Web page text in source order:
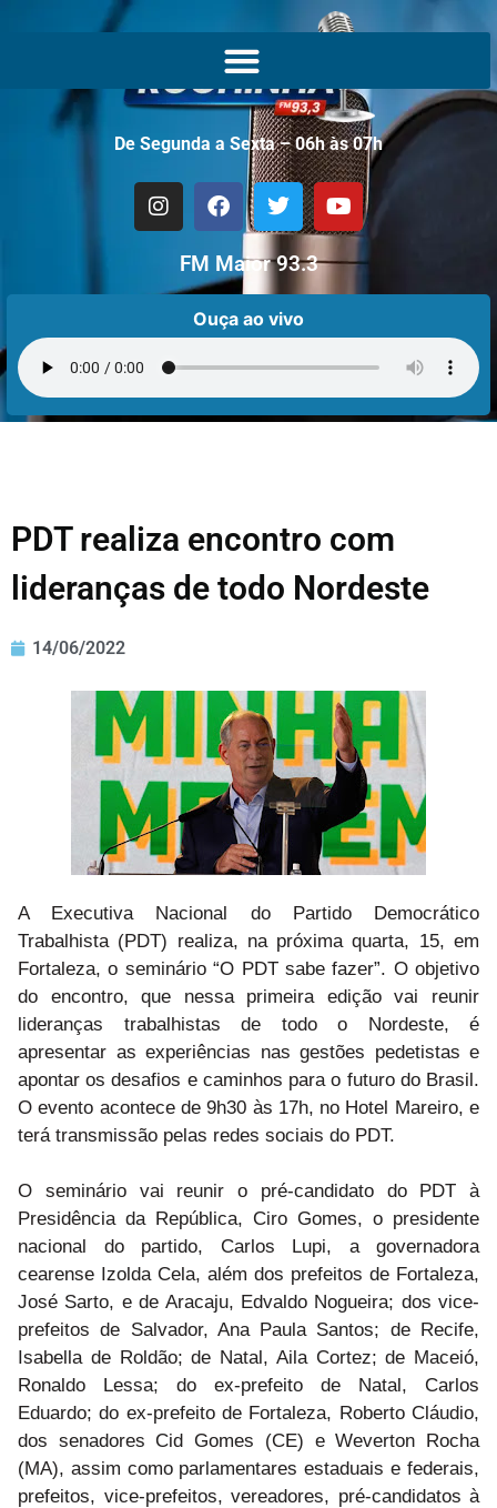
De Segunda a Sexta – 06h às 07h
FM Maior 93.3
Ouça ao vivo
PDT realiza encontro com
lideranças de todo Nordeste
14/06/2022
A Executiva Nacional do Partido Democrático
Trabalhista (PDT) realiza, na próxima quarta, 15, em
Fortaleza, o seminário “O PDT sabe fazer”. O objetivo
do encontro, que nessa primeira edição vai reunir
lideranças trabalhistas de todo o Nordeste, é
apresentar as experiências nas gestões pedetistas e
apontar os desafios e caminhos para o futuro do Brasil.
O evento acontece de 9h30 às 17h, no Hotel Mareiro, e
terá transmissão pelas redes sociais do PDT.
O seminário vai reunir o pré-candidato do PDT à
Presidência da República, Ciro Gomes, o presidente
nacional do partido, Carlos Lupi, a governadora
cearense Izolda Cela, além dos prefeitos de Fortaleza,
José Sarto, e de Aracaju, Edvaldo Nogueira; dos vice-
prefeitos de Salvador, Ana Paula Santos; de Recife,
Isabella de Roldão; de Natal, Aila Cortez; de Maceió,
Ronaldo Lessa; do ex-prefeito de Natal, Carlos
Eduardo; do ex-prefeito de Fortaleza, Roberto Cláudio,
dos senadores Cid Gomes (CE) e Weverton Rocha
(MA), assim como parlamentares estaduais e federais,
prefeitos, vice-prefeitos, vereadores, pré-candidatos à